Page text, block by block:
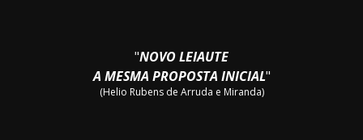
"NOVO LEIAUTE
A MESMA PROPOSTA INICIAL"
(Helio Rubens de Arruda e Miranda)